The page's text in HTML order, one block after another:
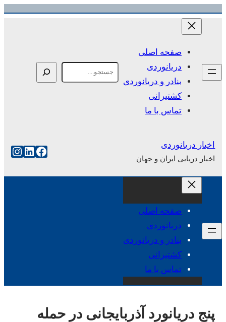
رفتن
صفحه اصلی
دریانوردی
بنادر و دریانوردی
کشتیرانی
تماس با ما
اخبار دریانوردی
اخبار دریایی ایران و جهان
فیس‌بوک
صفحه اصلی
دریانوردی
بنادر و دریانوردی
کشتیرانی
تماس با ما
پنج دریانورد آذربایجانی در حمله